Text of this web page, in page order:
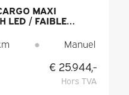
MAXI
LED / FAIBLE
● Manuel
€ 25.944,-
Hors TVA